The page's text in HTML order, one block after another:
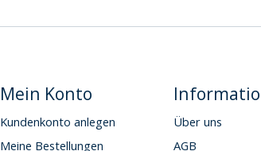
Mein Konto
Kundenkonto anlegen
Meine Bestellungen
Über uns
AGB